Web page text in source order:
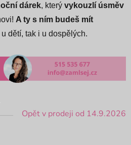
dárek, který vykouzlí úsměv
A ty s ním budeš mít
dětí, tak i u dospělých.
Opět v prodeji od 14.9.2026